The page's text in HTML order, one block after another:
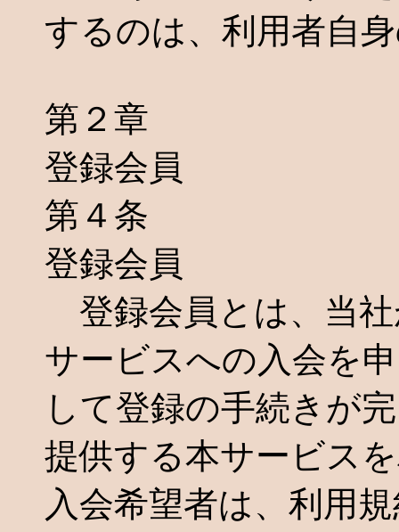
するのは、利用者自
第２章
登録会員
第４条
登録会員
登録会員とは、当
サービスへの入会を
して登録の手続きが
提供する本サービス
入会希望者は、利用